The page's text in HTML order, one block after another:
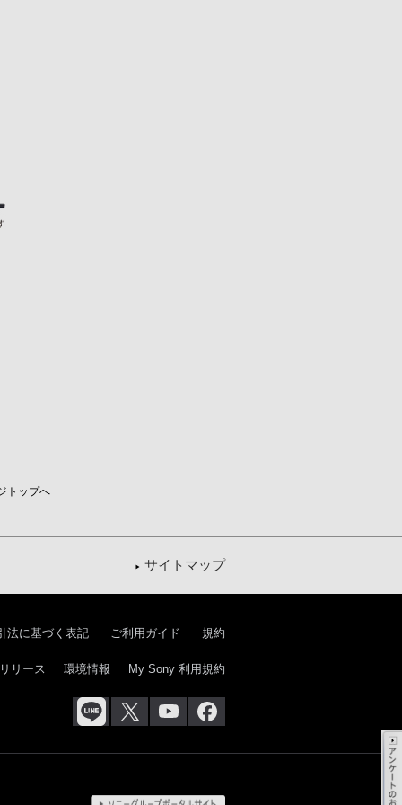
トップへ
サイトマップ
法に基づく表記 ご利用ガイド 規約
リース 環境情報 My Sony 利用規約